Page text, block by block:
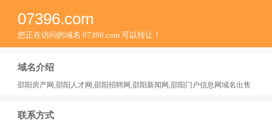
07396.com
您正在访问的域名 07396.com 可以转让！
域名介绍
邵阳房产网,邵阳人才网,邵阳招聘网,邵阳新闻网,邵阳门户信息网域名出售
联系方式